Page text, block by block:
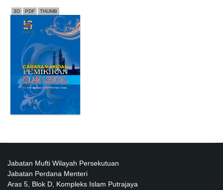
3D PDF THUMB
Jabatan Mufti Wilayah Persekutuan
Jabatan Perdana Menteri
Aras 5, Blok D, Kompleks Islam Putrajaya